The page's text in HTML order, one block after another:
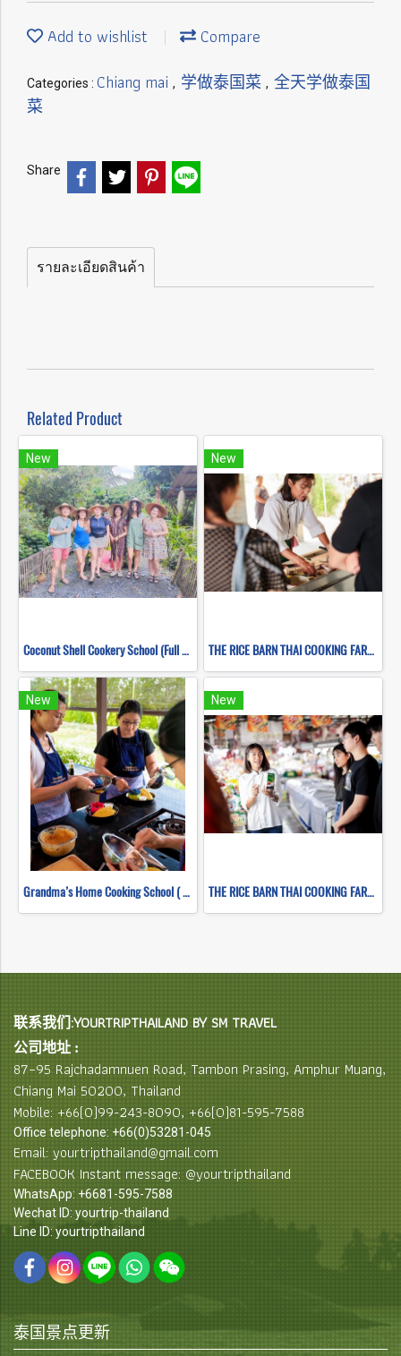
Add to wishlist Compare
Categories : Chiang mai , 学做泰国菜 , 全天学做泰国
菜
Share
รายละเอียดสินค้า
Related Product
New
Coconut Shell Cookery School (Full Day)
New
THE RICE BARN THAI COOKING FARM ( FULL DAY CORSE 2 )
New
Grandma’s Home Cooking School ( Full Day )
New
THE RICE BARN THAI COOKING FARM ( FULL DAY CORSE 1 )
联系我们:YOURTRIPTHAILAND BY SM TRAVEL
公司地址 :
87–95 Rajchadamnuen Road, Tambon Prasing, Amphur Muang,
Chiang Mai 50200, Thailand
Mobile: +66(0)99-243-8090, +66(0)81-595-7588
Office telephone: +66(0)53281-045
Email: yourtripthailand@gmail.com
FACEBOOK Instant message: @yourtripthailand
WhatsApp: +6681-595-7588
Wechat ID: yourtrip-thailand
Line ID: yourtripthailand
泰国景点更新